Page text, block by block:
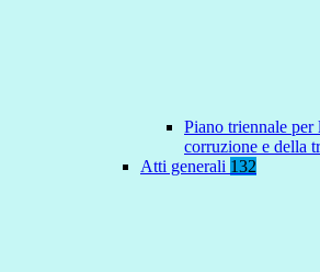
Piano triennale per
corruzione e della
Atti generali 132